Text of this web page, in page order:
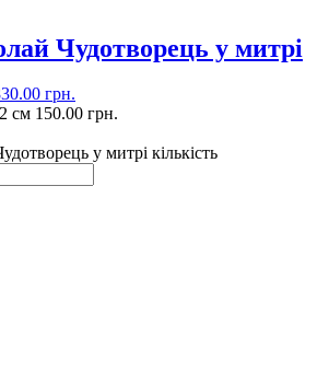
Чудотворець у митрі
грн.
см 150.00 грн.
у митрі кількість